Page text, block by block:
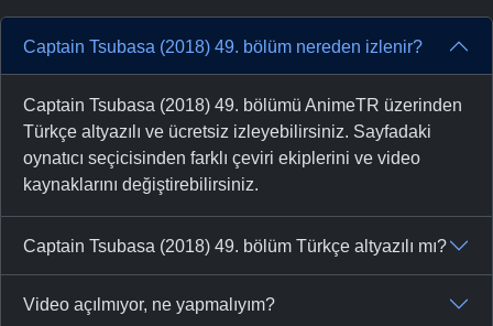
-Bölüm No: 40
- Bölüm No:
-Bölüm No: 42
-Bölüm No: 43
-Bölüm No: 45
Bölüm No:
Captain Tsubasa (2018) 49. bölüm nereden izlenir?
Captain Tsubasa (2018) 49. bölümü AnimeTR üzerinden
Türkçe altyazılı ve ücretsiz izleyebilirsiniz. Sayfadaki
oynatıcı seçicisinden farklı çeviri ekiplerini ve video
kaynaklarını değiştirebilirsiniz.
Captain Tsubasa (2018) 49. bölüm Türkçe altyazılı mı?
Video açılmıyor, ne yapmalıyım?